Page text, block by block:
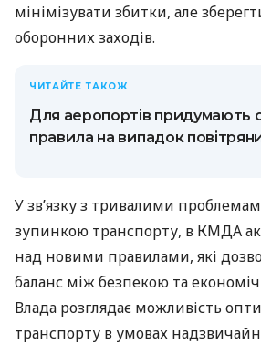
мінімізувати збитки, але
оборонних заходів.
ЧИТАЙТЕ ТАКОЖ
Для аеропортів придумають
правила на випадок
У зв’язку з тривалими
зупинкою транспорту, в КМДА
над новими правилами, які
баланс між безпекою та
Влада розглядає можливість
транспорту в умовах